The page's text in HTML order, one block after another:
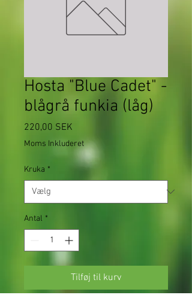
Hosta "Blue Cadet" -
blågrå funkia (låg)
220,00 SEK
Moms Inkluderet
Kruka *
Antal *
Tilføj til kurv